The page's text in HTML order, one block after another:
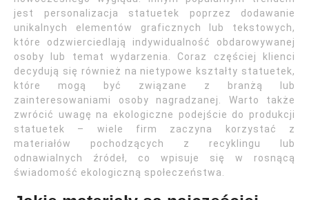
jest personalizacja statuetek poprzez dodawanie
unikalnych elementów graficznych lub tekstowych,
które odzwierciedlają indywidualność obdarowywanej
osoby lub temat wydarzenia. Coraz częściej klienci
decydują się również na nietypowe kształty statuetek,
które mogą być związane z branżą lub
zainteresowaniami osoby nagradzanej. Warto także
zwrócić uwagę na ekologiczne podejście do produkcji
statuetek – wiele firm zaczyna korzystać z
materiałów pochodzących z recyklingu lub
odnawialnych źródeł, co wpisuje się w rosnącą
świadomość ekologiczną społeczeństwa.